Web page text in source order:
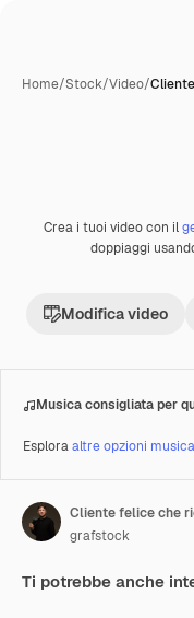
Home/Stock/Video/
Premium
Crea i tuoi video con il
doppiaggi
Modifica video
Musica consigliata per
Esploraaltre opzioni
Cliente felice che
grafstock
Ti potrebbe anche